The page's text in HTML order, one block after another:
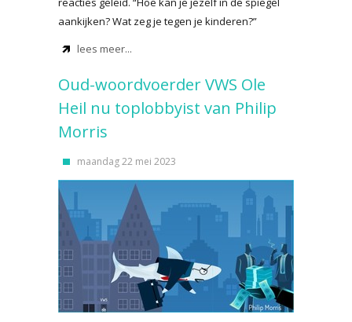
aankijken? Wat zeg je tegen je kinderen?”
lees meer...
Oud-woordvoerder VWS Ole
Heil nu toplobbyist van Philip
Morris
maandag 22 mei 2023